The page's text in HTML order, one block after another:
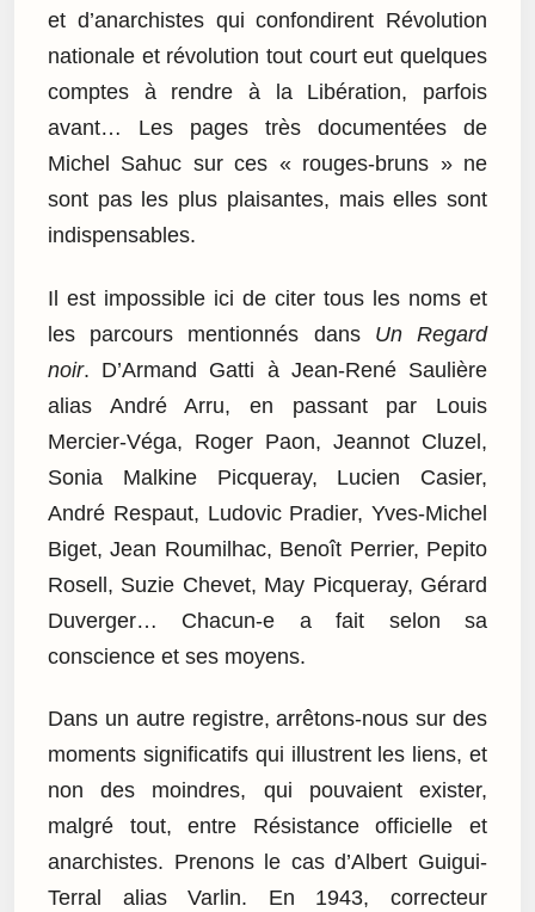
et d’anarchistes qui confondirent Révolution
nationale et révolution tout court eut quelques
comptes à rendre à la Libération, parfois
avant… Les pages très documentées de
Michel Sahuc sur ces « rouges-bruns » ne
sont pas les plus plaisantes, mais elles sont
indispensables.
Il est impossible ici de citer tous les noms et
les parcours mentionnés dans Un Regard
noir. D’Armand Gatti à Jean-René Saulière
alias André Arru, en passant par Louis
Mercier-Véga, Roger Paon, Jeannot Cluzel,
Sonia Malkine Picqueray, Lucien Casier,
André Respaut, Ludovic Pradier, Yves-Michel
Biget, Jean Roumilhac, Benoît Perrier, Pepito
Rosell, Suzie Chevet, May Picqueray, Gérard
Duverger… Chacun-e a fait selon sa
conscience et ses moyens.
Dans un autre registre, arrêtons-nous sur des
moments significatifs qui illustrent les liens, et
non des moindres, qui pouvaient exister,
malgré tout, entre Résistance officielle et
anarchistes. Prenons le cas d’Albert Guigui-
Terral alias Varlin. En 1943, correcteur